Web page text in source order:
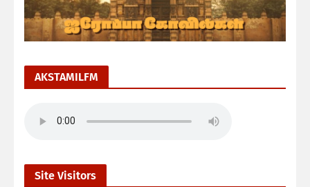
AKSTAMILFM
Site Visitors